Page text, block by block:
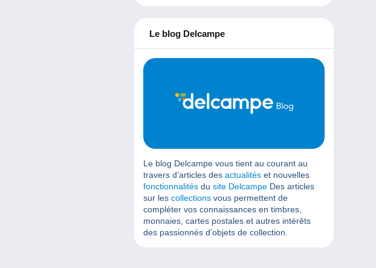
Le blog Delcampe
Le blog Delcampe vous tient au courant au
travers d’articles des actualités et nouvelles
fonctionnalités du site Delcampe Des articles
sur les collections vous permettent de
compléter vos connaissances en timbres,
monnaies, cartes postales et autres intérêts
des passionnés d’objets de collection.